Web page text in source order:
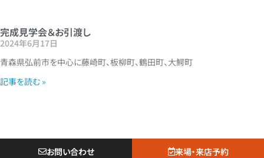
完成見学会＆お引渡し
2024年6月17日
青森県弘前市を中心に藤崎町、板柳町、鶴田町、大鰐町
記事を読む »
お問い合わせ 来場・来店予約